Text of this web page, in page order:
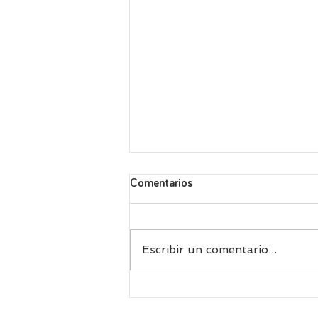
Comentarios
Escribir un comentario...